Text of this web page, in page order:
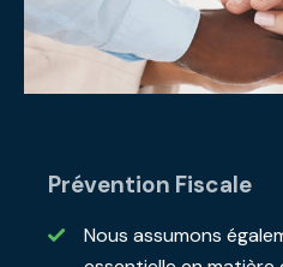
Prévention Fiscale
Nous assumons